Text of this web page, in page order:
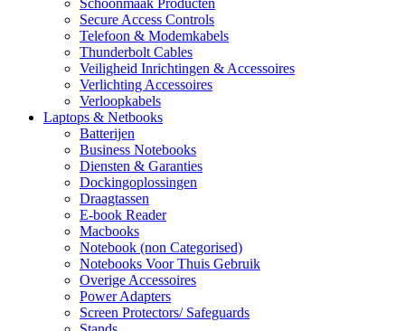
Schoonmaak Producten
Secure Access Controls
Telefoon & Modemkabels
Thunderbolt Cables
Veiligheid Inrichtingen & Accessoires
Verlichting Accessoires
Verloopkabels
Laptops & Netbooks
Batterijen
Business Notebooks
Diensten & Garanties
Dockingoplossingen
Draagtassen
E-book Reader
Macbooks
Notebook (non Categorised)
Notebooks Voor Thuis Gebruik
Overige Accessoires
Power Adapters
Screen Protectors/ Safeguards